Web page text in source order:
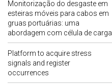
Monitorização do desgaste em
esteiras móveis para cabos em
gruas portuárias: uma
abordagem com célula de carga
Platform to acquire stress
signals and register
occurrences